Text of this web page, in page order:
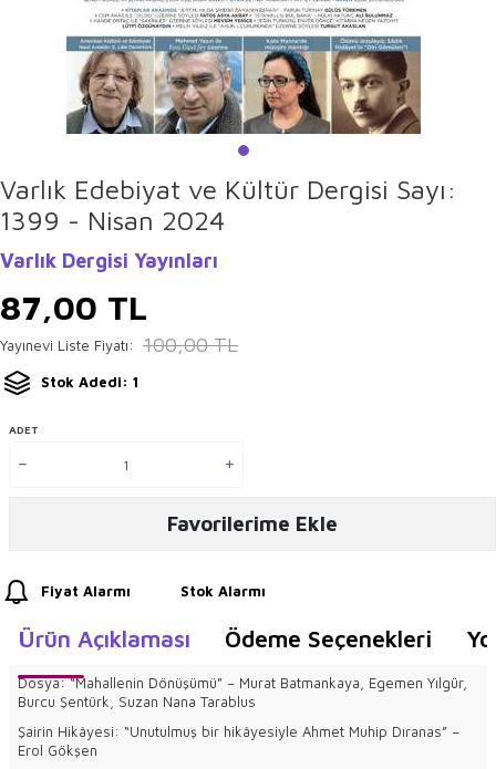
Varlık Edebiyat ve Kültür Dergisi Sayı:
1399 - Nisan 2024
Varlık Dergisi Yayınları
87,00 TL
Yayınevi Liste Fiyatı: 100,00TL
Stok Adedi: 1
ADET
Favorilerime Ekle
Fiyat Alarmı Stok Alarmı
Ürün Açıklaması Ödeme Seçenekleri
Dosya: “Mahallenin Dönüşümü” – Murat Batmankaya, Egemen Yılgür,
Burcu Şentürk, Suzan Nana Tarablus
Şairin Hikâyesi: “Unutulmuş bir hikâyesiyle Ahmet Muhip Dıranas” –
Erol Gökşen